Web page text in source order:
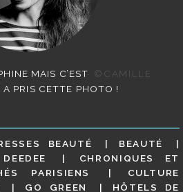
MAIS C’EST
©CAMILLE
A PRIS CETTE PHOTO !
BEAUTÉ
BEAUTÉ
CHRONIQUES ET
PARISIENS
CULTURE
GO GREEN HÔTELS DE